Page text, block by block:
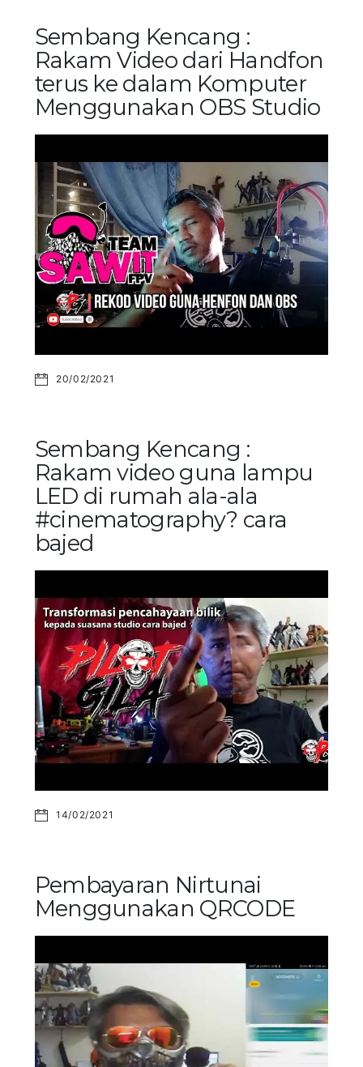
Sembang Kencang :
Rakam Video dari Handfon
terus ke dalam Komputer
Menggunakan OBS Studio
20/02/2021
Sembang Kencang :
Rakam video guna lampu
LED di rumah ala-ala
#cinematography? cara
bajed
14/02/2021
Pembayaran Nirtunai
Menggunakan QRCODE